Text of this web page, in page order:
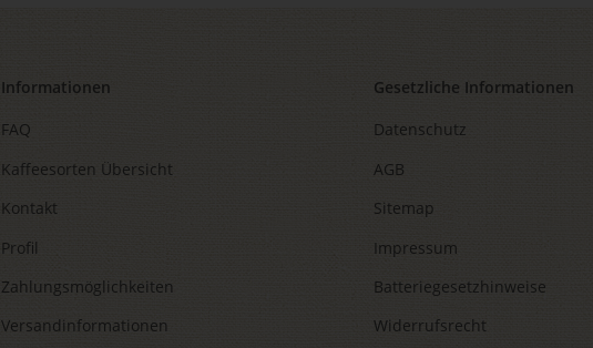
Informationen
FAQ
Kaffeesorten Übersicht
Kontakt
Profil
Zahlungsmöglichkeiten
Versandinformationen
Gesetzliche Informationen
Datenschutz
AGB
Sitemap
Impressum
Batteriegesetzhinweise
Widerrufsrecht